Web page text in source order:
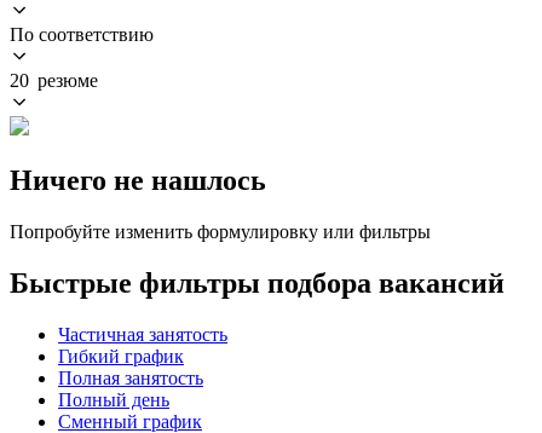
По соответствию
20 резюме
Ничего не нашлось
Попробуйте изменить формулировку или фильтры
Быстрые фильтры подбора вакансий
Частичная занятость
Гибкий график
Полная занятость
Полный день
Сменный график